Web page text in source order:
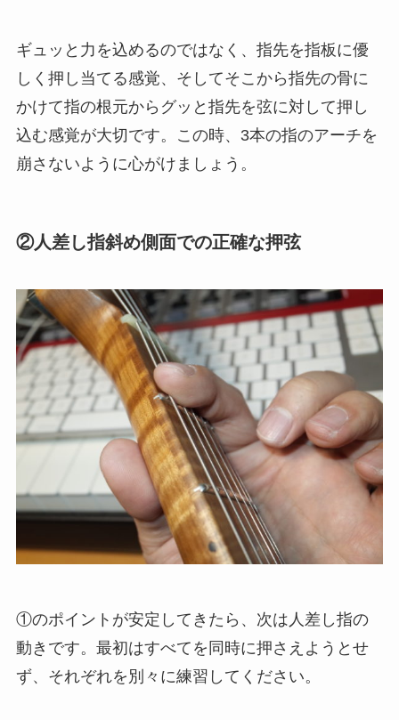
ギュッと力を込めるのではなく、指先を指板に優
しく押し当てる感覚、そしてそこから指先の骨に
かけて指の根元からグッと指先を弦に対して押し
込む感覚が大切です。この時、3本の指のアーチを
崩さないように心がけましょう。
②人差し指斜め側面での正確な押弦
①のポイントが安定してきたら、次は人差し指の
動きです。最初はすべてを同時に押さえようとせ
ず、それぞれを別々に練習してください。